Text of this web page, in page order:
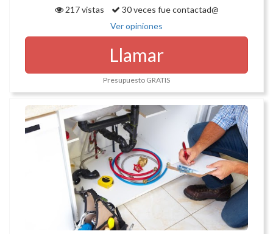
217 vistas
30 veces fue contactad@
Ver opiniones
Llamar
Presupuesto GRATIS